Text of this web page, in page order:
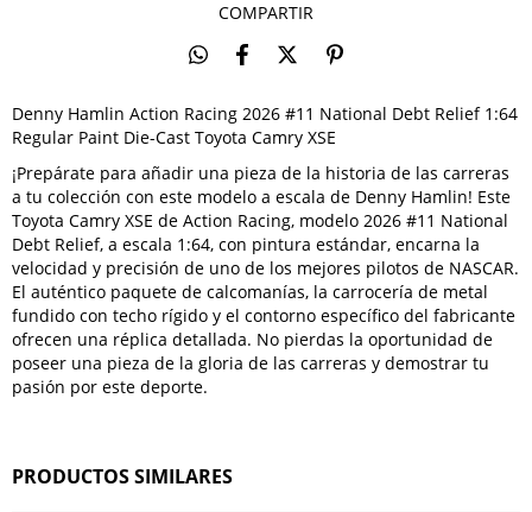
COMPARTIR
Denny Hamlin Action Racing 2026 #11 National Debt Relief 1:64
Regular Paint Die-Cast Toyota Camry XSE
¡Prepárate para añadir una pieza de la historia de las carreras
a tu colección con este modelo a escala de Denny Hamlin! Este
Toyota Camry XSE de Action Racing, modelo 2026 #11 National
Debt Relief, a escala 1:64, con pintura estándar, encarna la
velocidad y precisión de uno de los mejores pilotos de NASCAR.
El auténtico paquete de calcomanías, la carrocería de metal
fundido con techo rígido y el contorno específico del fabricante
ofrecen una réplica detallada. No pierdas la oportunidad de
poseer una pieza de la gloria de las carreras y demostrar tu
pasión por este deporte.
PRODUCTOS SIMILARES